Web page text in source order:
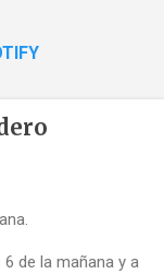
de la mañana y a